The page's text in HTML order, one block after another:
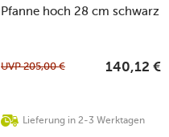
Pfanne hoch 28 cm schwarz
Lieferung in 2-3 Werktagen
UVP205,00 € 140,12 €